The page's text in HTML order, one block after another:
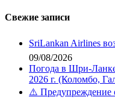
Свежие записи
SriLankan Airlines
09/08/2026
Погода в Шри-Ланке
2026 г. (Коломбо,
⚠️ Предупреждение